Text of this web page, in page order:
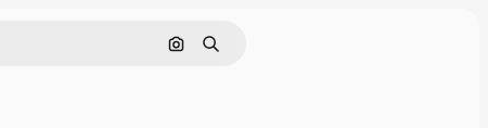
Nach Bild suchen
Suchen